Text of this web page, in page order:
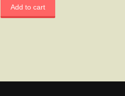
Add to cart